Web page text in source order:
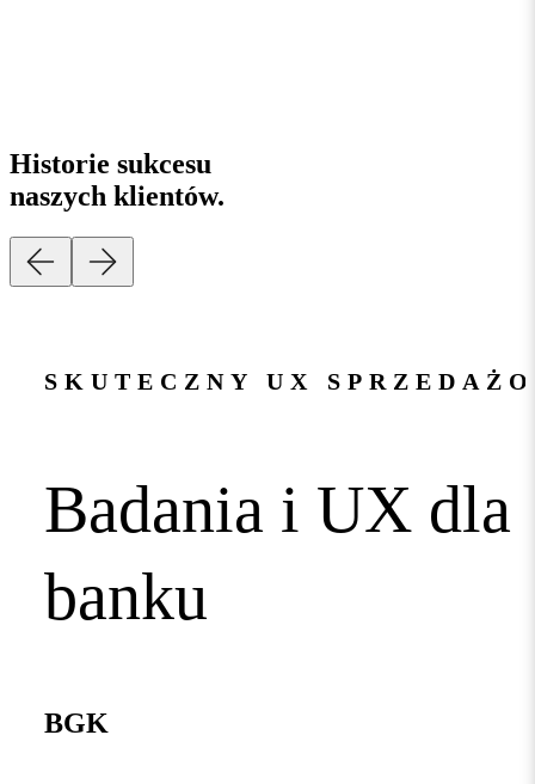
Historie sukcesu
naszych klientów.
SKUTECZNY UX
Badania i UX dla
banku
BGK